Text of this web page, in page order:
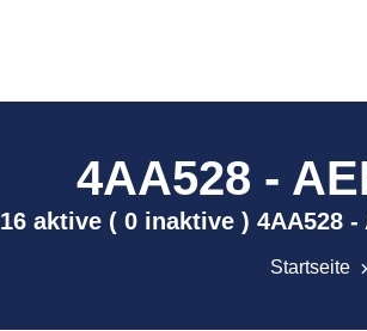
4AA528 -
16 aktive ( 0 inaktive ) 4AA528
Startseite